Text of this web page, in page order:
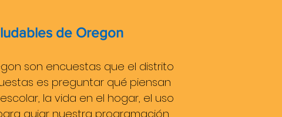
de Oregon
son encuestas que el distrito
es preguntar qué piensan
la vida en el hogar, el uso
guiar nuestra programación.